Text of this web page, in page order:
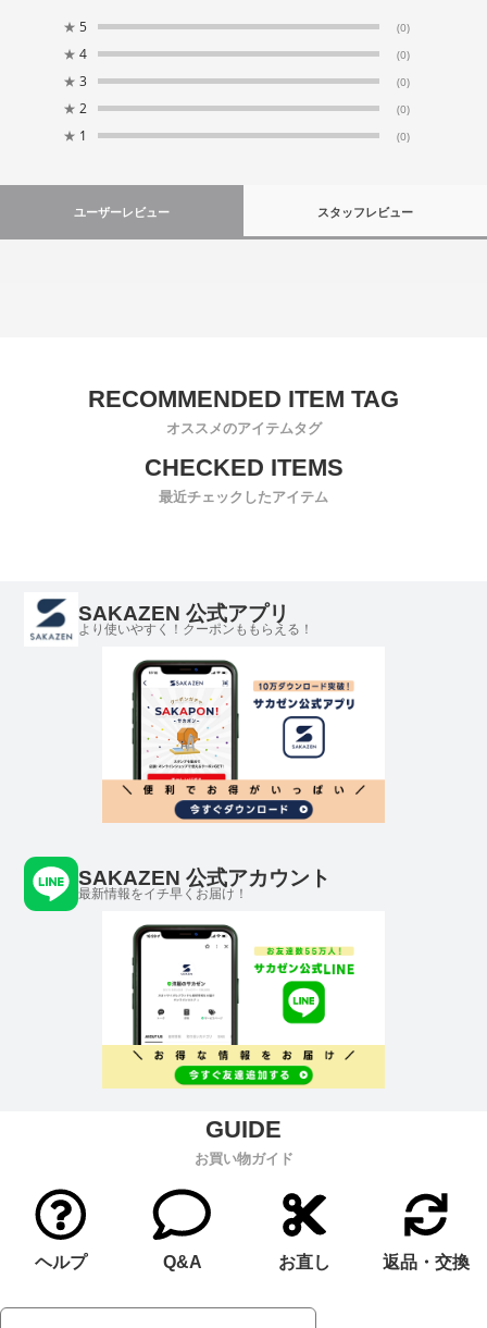
★ 5 (0)
★ 4 (0)
★ 3 (0)
★ 2 (0)
★ 1 (0)
ユーザーレビュー スタッフレビュー
オススメのアイテムタグ
最近チェックしたアイテム
SAKAZEN 公式アプリ
より使いやすく！クーポンももらえる！
SAKAZEN 公式アカウント
最新情報をイチ早くお届け！
お買い物ガイド
ヘルプ Q&A お直し 返品・交換